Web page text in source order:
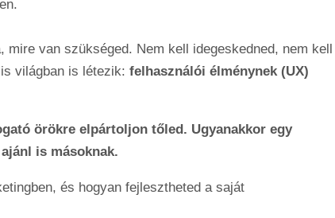
van szükséged. Nem kell idegeskedned, nem kell
világban is létezik: felhasználói élménynek (UX)
örökre elpártoljon tőled. Ugyanakkor egy
is másoknak.
és hogyan fejlesztheted a saját